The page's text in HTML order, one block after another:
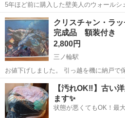
5年ほど前に購入した壁美人のウォールシ
不要になるので手放します。 【購入時価
ズ】縦：20cm、横：50cm、奥行き：
状態】とくに目立った...
東京 台東区 三ノ輪駅
クリスチャン・ラ
完成品 額装付き
2,800円
三ノ輪駅
お値下げしました。 引っ越を機に納戸で保管したままにしていまし
た。 フレーム・壁掛け用紐付き。 フレ
た訳ではないので、パズル自体のサイズ
憶測するにピース数は30...
東京 台東区 三ノ輪駅 オフィ
【汚れOK‼️】古い
ます✨
状態が悪くてもOK！最